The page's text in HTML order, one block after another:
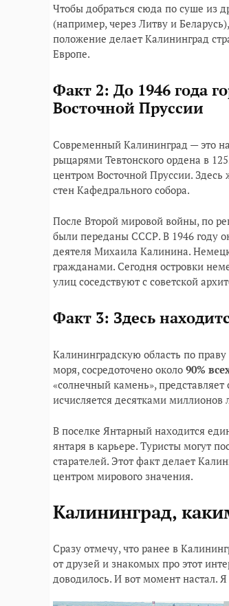
Чтобы добраться сюда по суше из
(например, через Литву и
положение делает Калининград
Европе.
Факт 2: До 1946 года
Восточной Пруссии
Современный Калининград — это
рыцарями Тевтонского ордена в
центром Восточной Пруссии.
стен Кафедрального собора.
После Второй мировой войны, по
были переданы СССР. В 1946 году
деятеля Михаила Калинина.
гражданами. Сегодня островки
улиц соседствуют с советской
Факт 3: Здесь
Калининградскую область по
моря, сосредоточено около 90%
«солнечный камень»,
исчисляется десятками миллионов
В поселке Янтарный находится
янтаря в карьере. Туристы могут
старателей. Этот факт делает
центром мирового значения.
Калининград,
Сразу отмечу, что ранее в
от друзей и знакомых про этот
доводилось. И вот момент настал.